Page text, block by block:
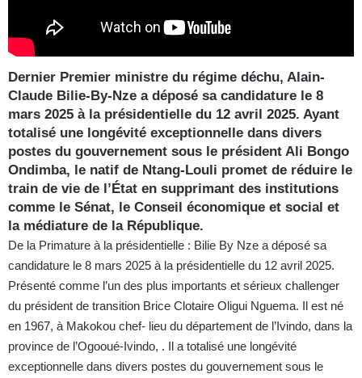
Dernier Premier ministre du régime déchu, Alain-
Claude Bilie-By-Nze a déposé sa candidature le 8
mars 2025 à la présidentielle du 12 avril 2025. Ayant
totalisé une longévité exceptionnelle dans divers
postes du gouvernement sous le président Ali Bongo
Ondimba, le natif de Ntang-Louli promet de réduire le
train de vie de l’État en supprimant des institutions
comme le Sénat, le Conseil économique et social et
la médiature de la République.
De la Primature à la présidentielle : Bilie By Nze a déposé sa
candidature le 8 mars 2025 à la présidentielle du 12 avril 2025.
Présenté comme l’un des plus importants et sérieux challenger
du président de transition Brice Clotaire Oligui Nguema. Il est né
en 1967, à Makokou chef- lieu du département de l’Ivindo, dans la
province de l’Ogooué-Ivindo, . Il a totalisé une longévité
exceptionnelle dans divers postes du gouvernement sous le